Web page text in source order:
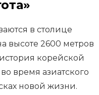
в столице
высоте 2600 метров
корейской
время азиатского
новой жизни.